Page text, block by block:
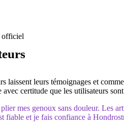
officiel
laissent leurs témoignages et
certitude que les utilisateurs
mes genoux sans douleur. Les
fiable et je fais confiance à